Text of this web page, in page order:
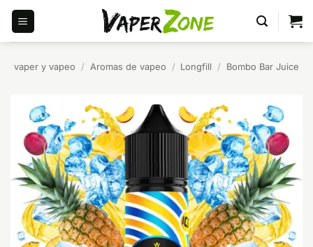
Saltar
contenido
vaper y vapeo / Aromas de vapeo / Longfill / Bombo Bar Juice